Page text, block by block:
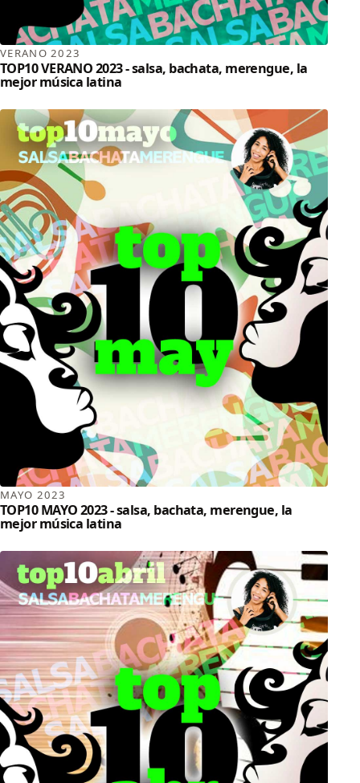
VERANO 2023
TOP10 VERANO 2023 - salsa, bachata, merengue, la
mejor música latina
MAYO 2023
TOP10 MAYO 2023 - salsa, bachata, merengue, la
mejor música latina